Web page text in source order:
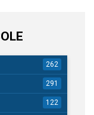
262
291
122